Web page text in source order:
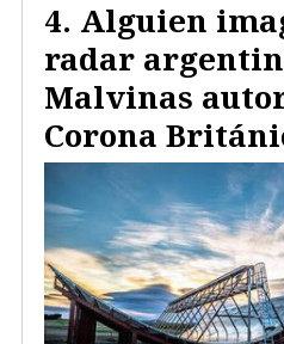
Alguien
radar
Malvinas
Corona